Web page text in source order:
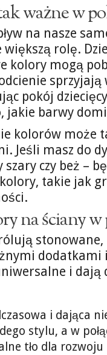
ważne w
na nasze
większą rolę.
kolory mogą
pokój
jakie barwy
kolorów może
Jeśli masz do
szary czy beż –
takie jak
na ściany
dodatkami
i dają
i dająca
stylu, a w
tło dla